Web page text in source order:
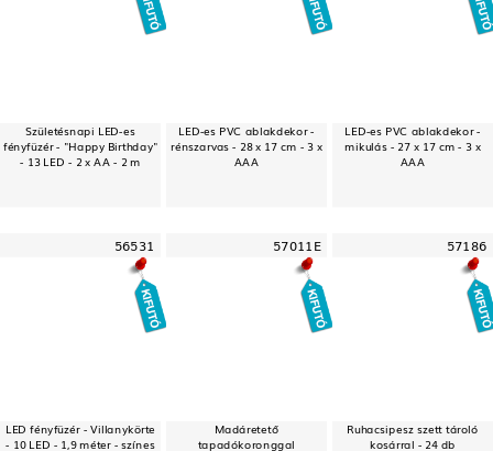
Születésnapi LED-es
fényfüzér - "Happy Birthday"
- 13 LED - 2 x AA - 2 m
LED-es PVC ablakdekor -
rénszarvas - 28 x 17 cm - 3 x
AAA
LED-es PVC ablakdekor -
mikulás - 27 x 17 cm - 3 x
AAA
56531
LED fényfüzér - Villanykörte
- 10 LED - 1,9 méter - színes
57011E
Madáretető
tapadókoronggal
57186
Ruhacsipesz szett tároló
kosárral - 24 db